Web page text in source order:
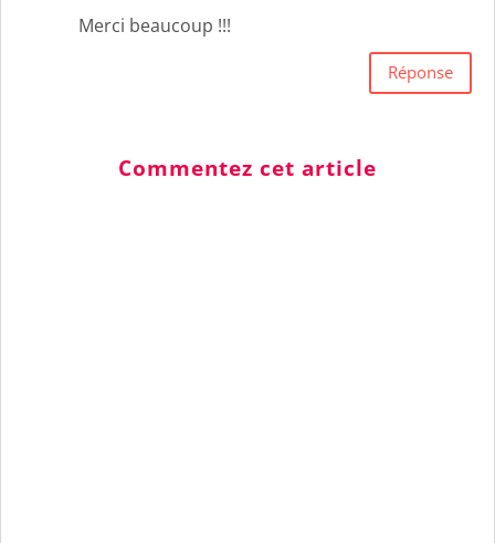
Merci beaucoup !!!
Réponse
Commentez cet article